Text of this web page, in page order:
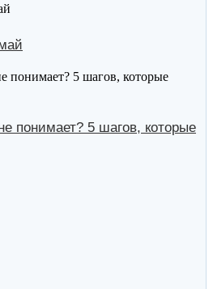
понимает? 5 шагов, которые